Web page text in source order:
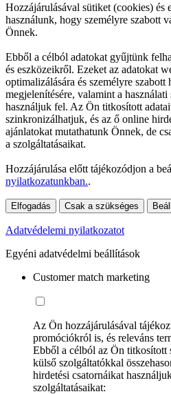
Hozzájárulásával sütiket (cookies) és
használunk, hogy személyre szabott
Önnek.
Ebből a célból adatokat gyűjtünk
és eszközeikről. Ezeket az adatokat
optimalizálására és személyre szabott
megjelenítésére, valamint a használati
használjuk fel. Az Ön titkosított
szinkronizálhatjuk, és az ő online
ajánlatokat mutathatunk Önnek, de
a szolgáltatásaikat.
Hozzájárulása előtt tájékozódjon a
nyilatkozatunkban..
Elfogadás Csak a szükséges
Adatvédelemi nyilatkozatot
Egyéni adatvédelmi beállítások
Customer match marketing
Az Ön hozzájárulásával
promóciókról is, és releváns
Ebből a célból az Ön titkosított
külső szolgáltatókkal
hirdetési csatornáikat
szolgáltatásaikat: